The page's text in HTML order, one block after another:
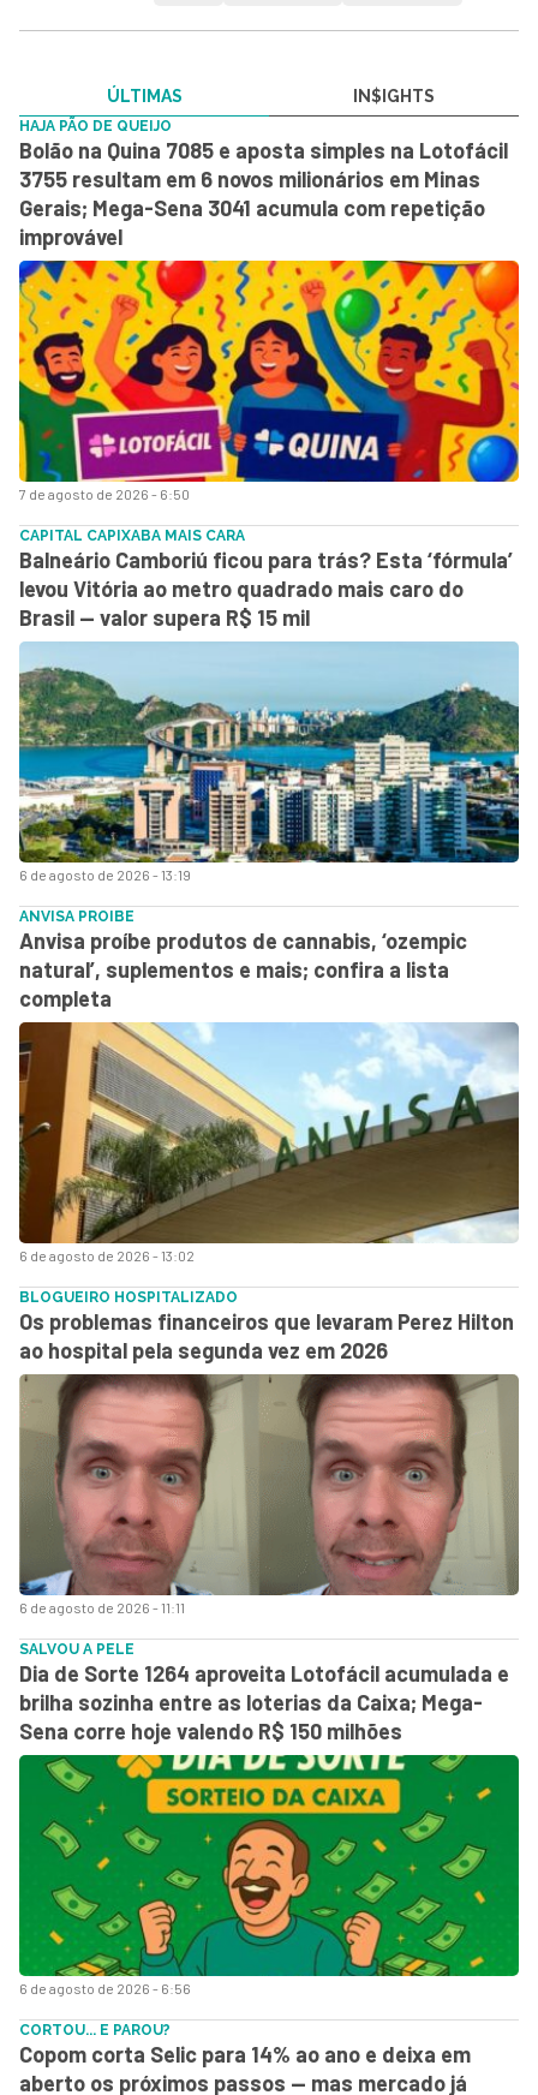
ÚLTIMAS IN$IGHTS
7 de agosto de 2026 - 6:50
HAJA PÃO DE QUEIJO
Bolão na Quina 7085 e aposta simples na Lotofácil
3755 resultam em 6 novos milionários em Minas
Gerais; Mega-Sena 3041 acumula com repetição
improvável
6 de agosto de 2026 - 13:19
CAPITAL CAPIXABA MAIS CARA
Balneário Camboriú ficou para trás? Esta ‘fórmula’
levou Vitória ao metro quadrado mais caro do
Brasil — valor supera R$ 15 mil
6 de agosto de 2026 - 13:02
ANVISA PROIBE
Anvisa proíbe produtos de cannabis, ‘ozempic
natural’, suplementos e mais; confira a lista
completa
6 de agosto de 2026 - 11:11
BLOGUEIRO HOSPITALIZADO
Os problemas financeiros que levaram Perez Hilton
ao hospital pela segunda vez em 2026
6 de agosto de 2026 - 6:56
SALVOU A PELE
Dia de Sorte 1264 aproveita Lotofácil acumulada e
brilha sozinha entre as loterias da Caixa; Mega-
Sena corre hoje valendo R$ 150 milhões
CORTOU... E PAROU?
Copom corta Selic para 14% ao ano e deixa em
aberto os próximos passos — mas mercado já